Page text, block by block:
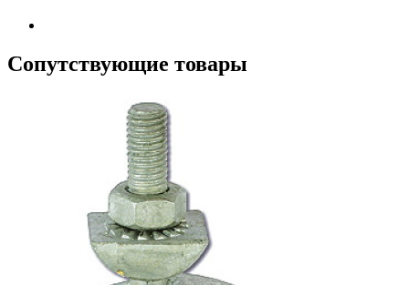
Сопутствующие товары